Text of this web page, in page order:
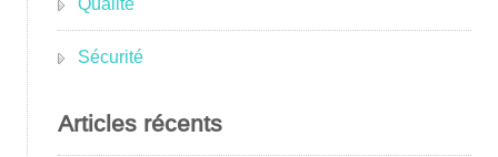
Sécurité
Articles récents